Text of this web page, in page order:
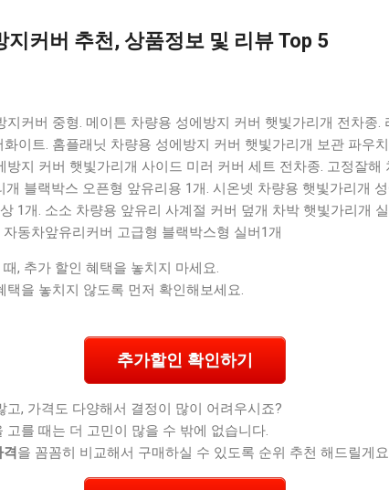
지커버 추천, 상품정보 및 리뷰 Top 5
지커버 중형. 메이튼 차량용 성에방지 커버 햇빛가리개 전차종.
이트. 홈플래닛 차량용 성에방지 커버 햇빛가리개 보관 파우
방지 커버 햇빛가리개 사이드 미러 커버 세트 전차종. 고정잘해
개 블랙박스 오픈형 앞유리용 1개. 시온넷 차량용 햇빛가리개
1개. 소소 차량용 앞유리 사계절 커버 덮개 차박 햇빛가리개
동차앞유리커버 고급형 블랙박스형 실버1개
, 추가 할인 혜택을 놓치지 마세요.
을 놓치지 않도록 먼저 확인해보세요.
추가할인 확인하기
, 가격도 다양해서 결정이 많이 어려우시죠?
고를 때는 더 고민이 많을 수 밖에 없습니다.
격 을 꼼꼼히 비교해서 구매하실 수 있도록 순위 추천 해드릴게